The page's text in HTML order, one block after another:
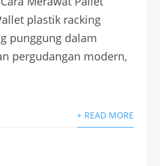
plastik racking
punggung dalam
pergudangan modern,
+ READ MORE